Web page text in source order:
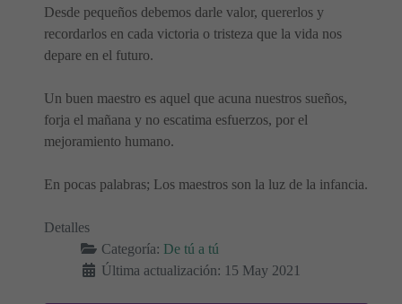
Desde pequeños debemos darle valor, quererlos y
recordarlos en cada victoria o tristeza que la vida nos
depare en el futuro.
Un buen maestro es aquel que acuna nuestros sueños,
forja el mañana y no escatima esfuerzos, por el
mejoramiento humano.
En pocas palabras; Los maestros son la luz de la infancia.
Detalles
Categoría: De tú a tú
Última actualización: 15 May 2021